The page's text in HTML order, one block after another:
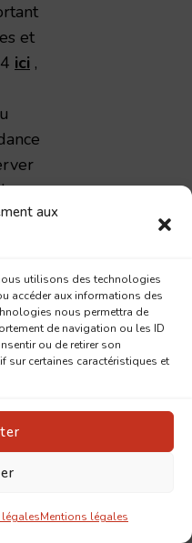
aux
utilisons des technologies
accéder aux informations des
nous permettra de
de navigation ou les ID
ou de retirer son
sur certaines caractéristiques et
Mentions légales
et
ici ,
tout
et